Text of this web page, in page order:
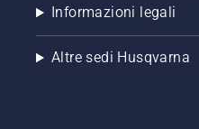
Informazioni legali
Altre sedi Husqvarna